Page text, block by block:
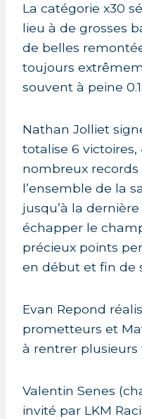
La catégorie x30
lieu à de grosses
de belles
toujours
souvent à peine
Nathan Jolliet
totalise 6
nombreux
l’ensemble de la
jusqu’à la
échapper le
précieux points
en début et fin de
Evan Repond
prometteurs et
à rentrer plusieurs
Valentin Senes
invité par LKM